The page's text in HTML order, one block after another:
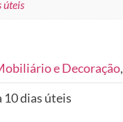
úteis
e Decoração,
10 dias úteis